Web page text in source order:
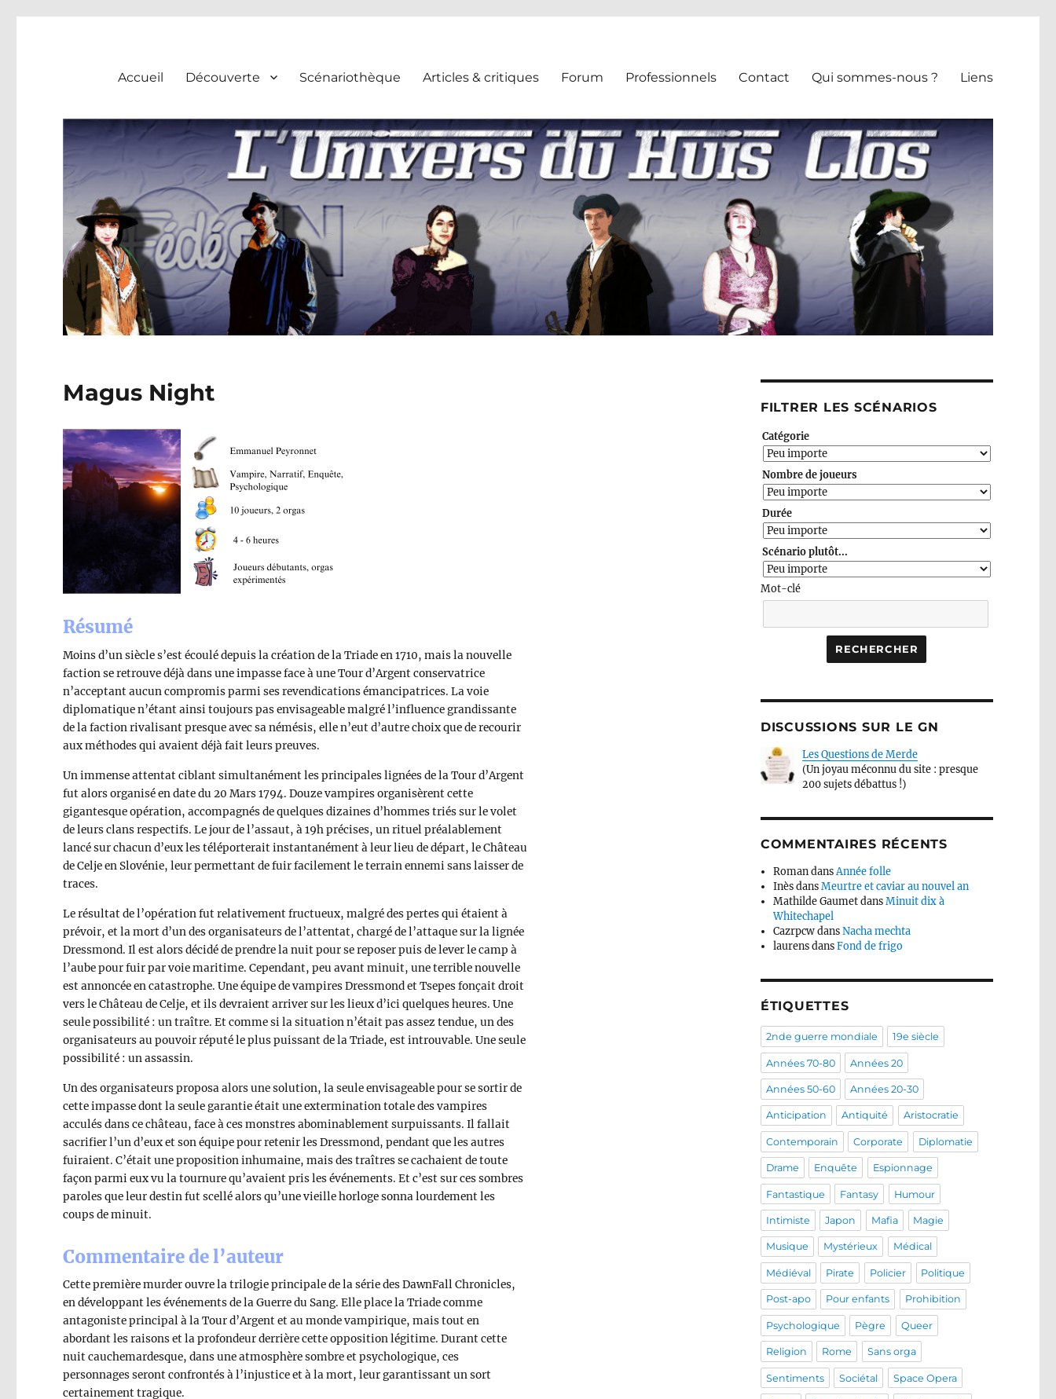
Accueil Découverte Scénariothèque Articles & critiques Forum Professionnels Contact Qui sommes-nous ? Liens
Magus Night
Résumé
Moins d’un siècle s’est écoulé depuis la création de la Triade en 1710, mais la nouvelle
faction se retrouve déjà dans une impasse face à une Tour d’Argent conservatrice
n’acceptant aucun compromis parmi ses revendications émancipatrices. La voie
diplomatique n’étant ainsi toujours pas envisageable malgré l’influence grandissante
de la faction rivalisant presque avec sa némésis, elle n’eut d’autre choix que de recourir
aux méthodes qui avaient déjà fait leurs preuves.
Un immense attentat ciblant simultanément les principales lignées de la Tour d’Argent
fut alors organisé en date du 20 Mars 1794. Douze vampires organisèrent cette
gigantesque opération, accompagnés de quelques dizaines d’hommes triés sur le volet
de leurs clans respectifs. Le jour de l’assaut, à 19h précises, un rituel préalablement
lancé sur chacun d’eux les téléporterait instantanément à leur lieu de départ, le Château
de Celje en Slovénie, leur permettant de fuir facilement le terrain ennemi sans laisser de
traces.
Le résultat de l’opération fut relativement fructueux, malgré des pertes qui étaient à
prévoir, et la mort d’un des organisateurs de l’attentat, chargé de l’attaque sur la lignée
Dressmond. Il est alors décidé de prendre la nuit pour se reposer puis de lever le camp à
l’aube pour fuir par voie maritime. Cependant, peu avant minuit, une terrible nouvelle
est annoncée en catastrophe. Une équipe de vampires Dressmond et Tsepes fonçait droit
vers le Château de Celje, et ils devraient arriver sur les lieux d’ici quelques heures. Une
seule possibilité : un traître. Et comme si la situation n’était pas assez tendue, un des
organisateurs au pouvoir réputé le plus puissant de la Triade, est introuvable. Une seule
possibilité : un assassin.
Un des organisateurs proposa alors une solution, la seule envisageable pour se sortir de
cette impasse dont la seule garantie était une extermination totale des vampires
acculés dans ce château, face à ces monstres abominablement surpuissants. Il fallait
sacrifier l’un d’eux et son équipe pour retenir les Dressmond, pendant que les autres
fuiraient. C’était une proposition inhumaine, mais des traîtres se cachaient de toute
façon parmi eux vu la tournure qu’avaient pris les événements. Et c’est sur ces sombres
paroles que leur destin fut scellé alors qu’une vieille horloge sonna lourdement les
coups de minuit.
Commentaire de l’auteur
Cette première murder ouvre la trilogie principale de la série des DawnFall Chronicles,
en développant les événements de la Guerre du Sang. Elle place la Triade comme
antagoniste principal à la Tour d’Argent et au monde vampirique, mais tout en
abordant les raisons et la profondeur derrière cette opposition légitime. Durant cette
nuit cauchemardesque, dans une atmosphère sombre et psychologique, ces
personnages seront confrontés à l’injustice et à la mort, leur garantissant un sort
certainement tragique.
FILTRER LES SCÉNARIOS
Catégorie
Nombre de joueurs
Durée
Scénario plutôt...
Mot-clé
DISCUSSIONS SUR LE GN
Les Questions de Merde
(Un joyau méconnu du site : presque
200 sujets débattus !)
COMMENTAIRES RÉCENTS
RomandansAnnée folle
Inèsdans Meurtre et caviar au nouvel an
Mathilde Gaumetdans Minuit dix à
Whitechapel
Cazrpcwdans Nacha mechta
laurensdans Fond de frigo
ÉTIQUETTES
2nde guerre mondiale 19e siècle
Années 70-80 Années 20
Années 50-60 Années 20-30
Anticipation Antiquité Aristocratie
Contemporain Corporate Diplomatie
Drame Enquête Espionnage
Fantastique Fantasy Humour
Intimiste Japon Mafia Magie
Musique Mystérieux Médical
Médiéval Pirate Policier Politique
Post-apo Pour enfants Prohibition
Psychologique Pègre Queer
Religion Rome Sans orga
Sentiments Sociétal Space Opera